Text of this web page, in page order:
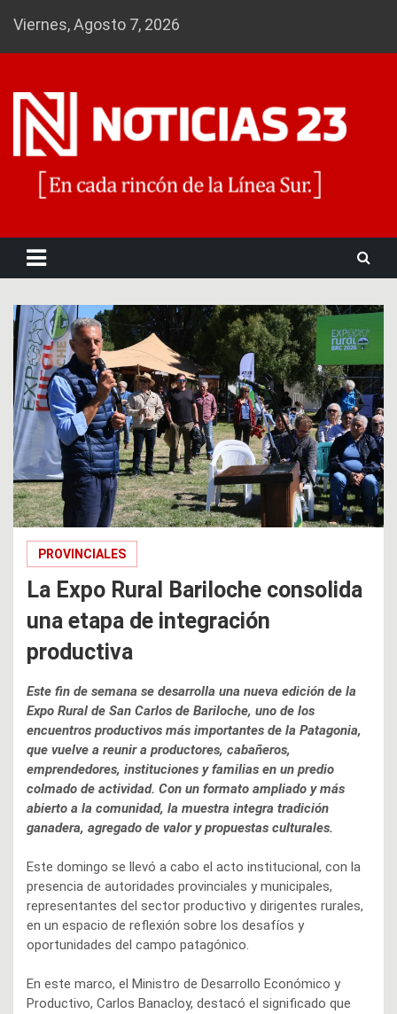
Viernes, Agosto 7, 2026
PROVINCIALES
La Expo Rural Bariloche consolida
una etapa de integración
productiva
Este fin de semana se desarrolla una nueva edición de la
Expo Rural de San Carlos de Bariloche, uno de los
encuentros productivos más importantes de la Patagonia,
que vuelve a reunir a productores, cabañeros,
emprendedores, instituciones y familias en un predio
colmado de actividad. Con un formato ampliado y más
abierto a la comunidad, la muestra integra tradición
ganadera, agregado de valor y propuestas culturales.
Este domingo se llevó a cabo el acto institucional, con la
presencia de autoridades provinciales y municipales,
representantes del sector productivo y dirigentes rurales,
en un espacio de reflexión sobre los desafíos y
oportunidades del campo patagónico.
En este marco, el Ministro de Desarrollo Económico y
Productivo, Carlos Banacloy, destacó el significado que